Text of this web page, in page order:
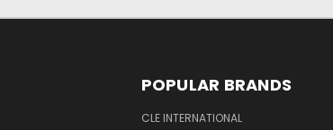
POPULAR BRANDS
CLE INTERNATIONAL